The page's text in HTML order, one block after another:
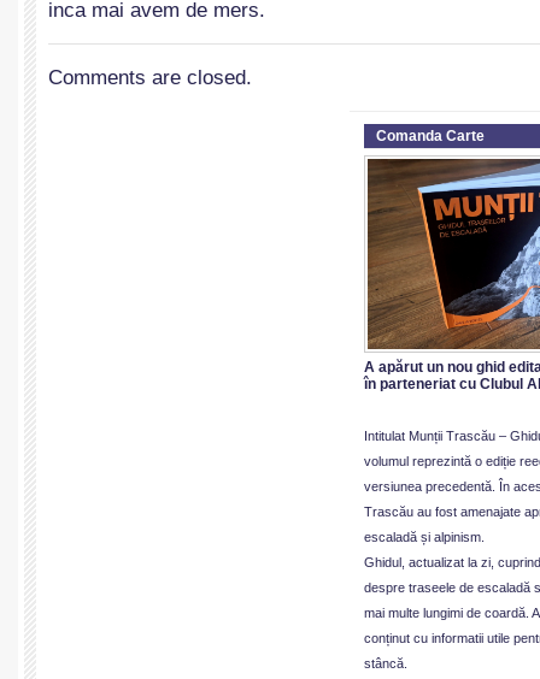
inca mai avem de mers.
Comments are closed.
Comanda Carte
A apărut un nou ghid
în parteneriat cu Clubul
Intitulat Munții Trascău –
volumul reprezintă o ediție
versiunea precedentă. În
Trascău au fost amenajate
escaladă și alpinism.
Ghidul, actualizat la zi,
despre traseele de escaladă
mai multe lungimi de coardă.
conținut cu informatii utile
stâncă.